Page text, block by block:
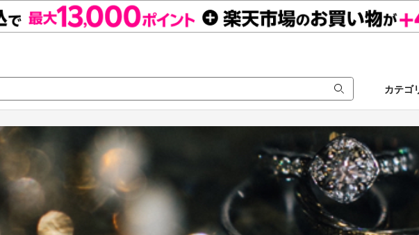
カテゴ